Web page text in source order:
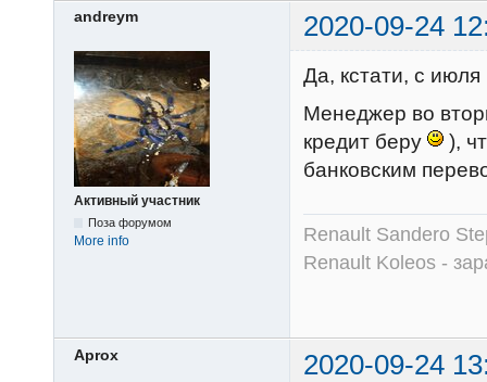
andreym 2020-09-24
Активный участник
Поза форумом
More info
Да, кстати, с
Менеджер во
кредит беру
),
банковским
Renault Sandero
Renault Koleos -
Aprox 2020-09-24